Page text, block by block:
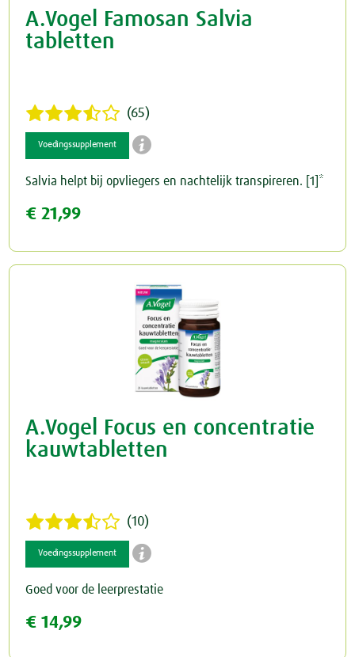
A.Vogel Famosan Salvia
tabletten
(65)
Voedingssupplement 
Salvia helpt bij opvliegers en nachtelijk transpireren. [1]*
€ 21,99
A.Vogel Focus en concentratie
kauwtabletten
(10)
Voedingssupplement 
Goed voor de leerprestatie
€ 14,99